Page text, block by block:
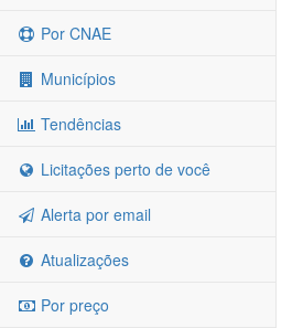
Por CNAE
Municípios
Tendências
Licitações perto de você
Alerta por email
Atualizações
Por preço